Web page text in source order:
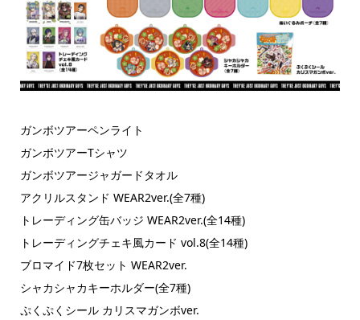
ガンボツアーペンライト
ガンボツアーTシャツ
ガンボツアージャガードタオル
アクリルスタンド WEAR2ver.(全7種)
トレーディング缶バッジ WEAR2ver.(全14種)
トレーディングチェキ風カード vol.8(全14種)
ブロマイド7枚セット WEAR2ver.
シャカシャカキーホルダー(全7種)
ぷくぷくシール カリスマガンボver.